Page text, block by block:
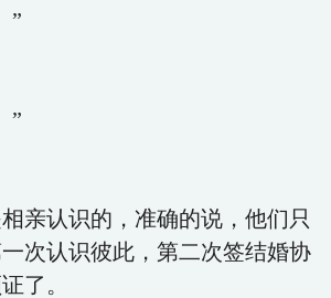
”
”
亲认识的，准确的说，他们只
次认识彼此，第二次签结婚协
了。